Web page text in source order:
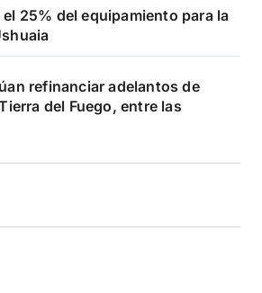
25% del equipamiento para la
refinanciar adelantos de
del Fuego, entre las